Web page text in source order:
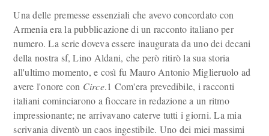
Una delle premesse essenziali che avevo concordato con
Armenia era la pubblicazione di un racconto italiano per
numero. La serie doveva essere inaugurata da uno dei decani
della nostra sf, Lino Aldani, che però ritirò la sua storia
all'ultimo momento, e così fu Mauro Antonio Miglieruolo ad
avere l'onore con Circe.1 Com'era prevedibile, i racconti
italiani cominciarono a fioccare in redazione a un ritmo
impressionante; ne arrivavano caterve tutti i giorni. La mia
scrivania diventò un caos ingestibile. Uno dei miei massimi